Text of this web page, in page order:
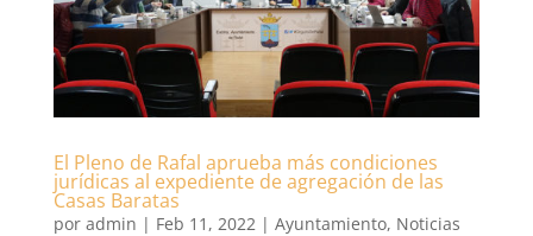
El Pleno de Rafal aprueba más condiciones
jurídicas al expediente de agregación de las
Casas Baratas
por admin | Feb 11, 2022 | Ayuntamiento, Noticias